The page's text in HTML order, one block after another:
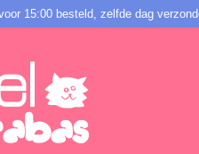
15:00 besteld, zelfde dag